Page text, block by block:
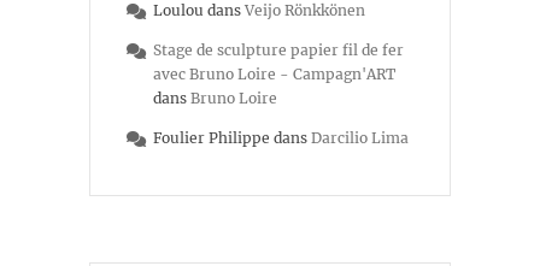
Loulou dans Veijo Rönkkönen
Stage de sculpture papier fil de fer
avec Bruno Loire - Campagn'ART
dans Bruno Loire
Foulier Philippe dans Darcilio Lima